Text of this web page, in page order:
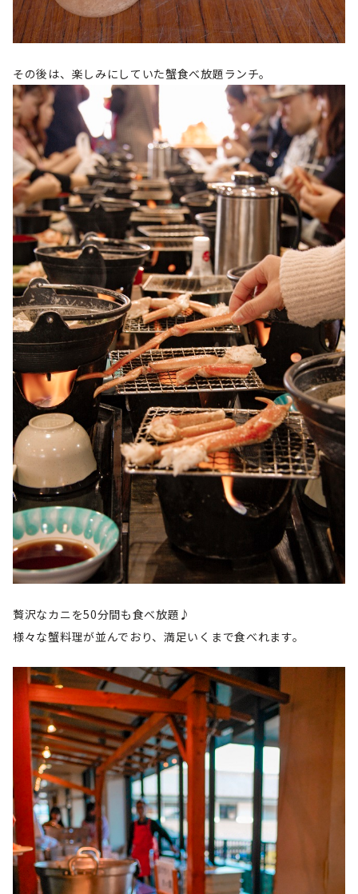
その後は、楽しみにしていた蟹食べ放題ランチ。
贅沢なカニを50分間も食べ放題♪
様々な蟹料理が並んでおり、満足いくまで食べれます。